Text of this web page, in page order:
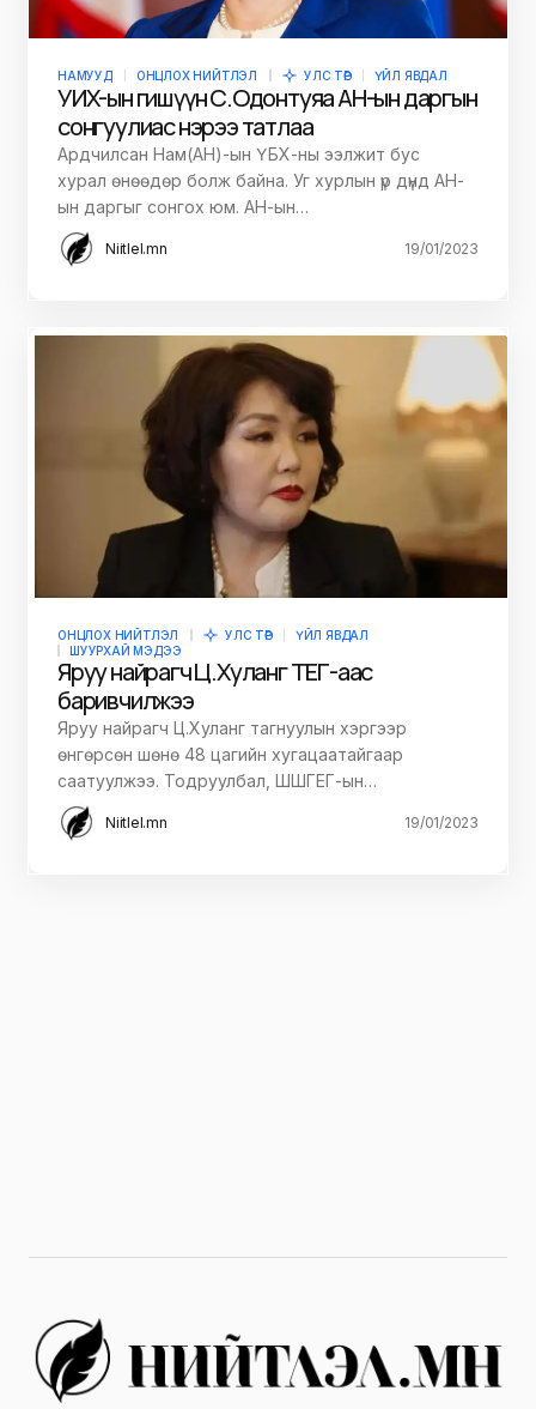
НАМУУД ОНЦЛОХ НИЙТЛЭЛ УЛС ТӨР ҮЙЛ ЯВДАЛ
УИХ-ын гишүүн С.Одонтуяа АН-ын даргын
сонгуулиас нэрээ татлаа
Ардчилсан Нам(АН)-ын ҮБХ-ны ээлжит бус
хурал өнөөдөр болж байна. Уг хурлын үр дүнд АН-
ын даргыг сонгох юм. АН-ын…
Niitlel.mn 19/01/2023
ОНЦЛОХ НИЙТЛЭЛ УЛС ТӨР
ҮЙЛ ЯВДАЛ
ШУУРХАЙ МЭДЭЭ
Яруу найрагч Ц.Хуланг ТЕГ-аас
баривчилжээ
Яруу найрагч Ц.Хуланг тагнуулын хэргээр
өнгөрсөн шөнө 48 цагийн хугацаатайгаар
саатуулжээ. Тодруулбал, ШШГЕГ-ын…
Niitlel.mn 19/01/2023